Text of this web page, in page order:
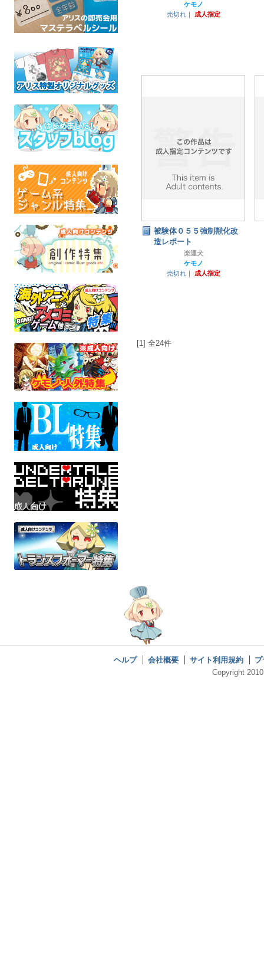
ケモノ
売切れ｜
成人指定
被験体０５５強制獣化改
造レポート
楽運犬
ケモノ
売切れ｜
成人指定
[1] 全24件
ヘルプ 会社概要 サイト利用規約
Copyright